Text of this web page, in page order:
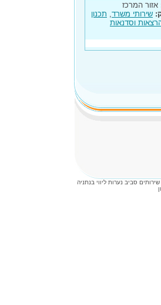
אזור המרכז
שירותי משרד, תכנון
וסדנאות
סביב נערות ליווי בנתניה